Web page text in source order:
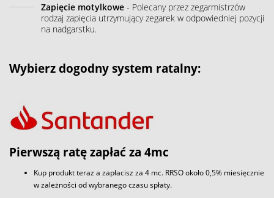
Zapięcie motylkowe - Polecany przez zegarmistrzów
rodzaj zapięcia utrzymujący zegarek w odpowiedniej pozycji
na nadgarstku.
Wybierz dogodny system ratalny:
Pierwszą ratę zapłać za 4mc
Kup produkt teraz a zapłacisz za 4 mc. RRSO około 0,5% miesięcznie
w zależności od wybranego czasu spłaty.